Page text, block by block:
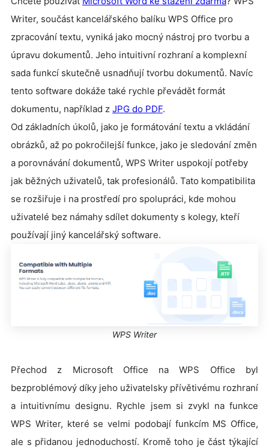
Writer, součást kancelářského balíku WPS Office pro
zpracování textu, vyniká jako mocný nástroj pro tvorbu a
úpravu dokumentů. Jeho intuitivní rozhraní a komplexní
sada funkcí skutečně usnadňují tvorbu dokumentů. Navíc
tento software dokáže také rychle převádět formát
dokumentu, například z JPG do PDF.
Od základních úkolů, jako je formátování textu a vkládání
obrázků, až po pokročilejší funkce, jako je sledování změn
a porovnávání dokumentů, WPS Writer uspokojí potřeby
jak běžných uživatelů, tak profesionálů. Tato kompatibilita
se rozšiřuje i na prostředí pro spolupráci, kde mohou
uživatelé bez námahy sdílet dokumenty s kolegy, kteří
používají jiný kancelářský software.
WPS Writer
Přechod z Microsoft Office na WPS Office byl
bezproblémový díky jeho uživatelsky přívětivému rozhraní
a intuitivnímu designu. Rychle jsem si zvykl na funkce
WPS Writer, které se velmi podobají funkcím MS Office,
ale s přidanou jednoduchostí. Kromě toho je část týkající